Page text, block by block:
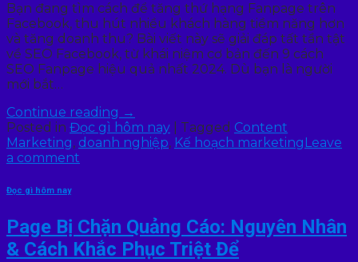
Bạn đang tìm cách để tăng thứ hạng Fanpage trên
Facebook, thu hút nhiều khách hàng tiềm năng hơn
và tăng doanh thu? Bài viết này sẽ giải đáp tất tần tật
về SEO Facebook, từ khái niệm cơ bản đến 9 cách
SEO Fanpage hiệu quả nhất 2024. Dù bạn là người
mới bắt…
Continue reading →
Posted in Đọc gì hôm nay Tagged Content
Marketing, doanh nghiệp, Kế hoạch marketing Leave
a comment
Đọc gì hôm nay
Page Bị Chặn Quảng Cáo: Nguyên Nhân
& Cách Khắc Phục Triệt Để